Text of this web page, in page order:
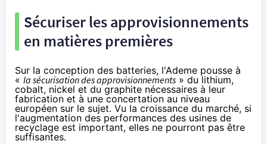
Sécuriser les approvisionnements
en matières premières
Sur la conception des batteries, l'Ademe pousse à
« la sécurisation des approvisionnements » du lithium,
cobalt, nickel et du graphite nécessaires à leur
fabrication et à une concertation au niveau
européen sur le sujet. Vu la croissance du marché, si
l'augmentation des performances des usines de
recyclage est important, elles ne pourront pas être
suffisantes.